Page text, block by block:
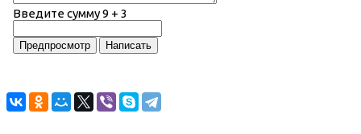
Введите сумму 9 + 3